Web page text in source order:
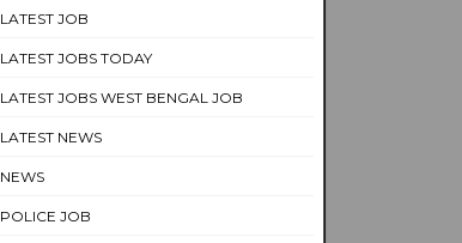
LATEST JOB
LATEST JOBS TODAY
LATEST JOBS WEST BENGAL JOB
LATEST NEWS
NEWS
POLICE JOB